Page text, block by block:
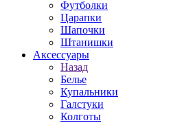
Футболки
Царапки
Шапочки
Штанишки
Аксессуары
Назад
Белье
Купальники
Галстуки
Колготы